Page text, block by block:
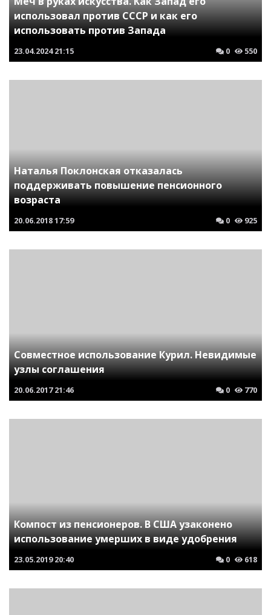
использовал против СССР и как его
использовать против Запада
23.04.2024 21:15 0 550
Наталья Поклонская отказалась
поддерживать повышение пенсионного
возраста
20.06.201817:59 0 925
Совместное использование Курил. Невидимые
узлы соглашения
20.06.2017 21:46 0 770
Компост из пенсионеров. В США узаконено
использование умерших в виде удобрения
23.05.2019 20:40 0 618